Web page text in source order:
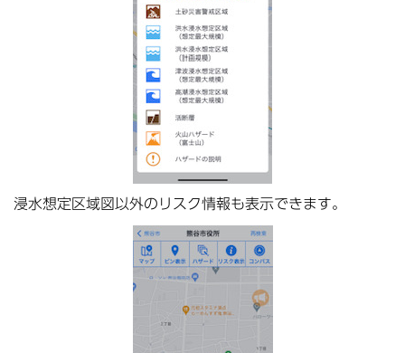
浸水想定区域図以外のリスク情報も表示できます。